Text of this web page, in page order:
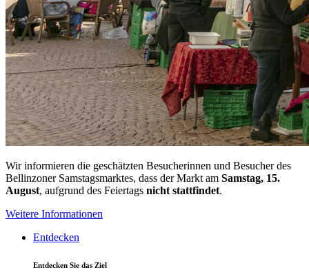
Wir informieren die geschätzten Besucherinnen und Besucher des
Bellinzoner Samstagsmarktes, dass der Markt am Samstag, 15.
August, aufgrund des Feiertags nicht stattfindet.
Weitere Informationen
Entdecken
Entdecken Sie das Ziel